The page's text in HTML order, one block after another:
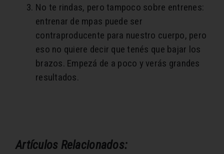
No te rindas, pero tampoco sobre entrenes:
entrenar de mpas puede ser
contraproducente para nuestro cuerpo, pero
eso no quiere decir que tenés que bajar los
brazos. Empezá de a poco y verás grandes
resultados.
Artículos Relacionados: